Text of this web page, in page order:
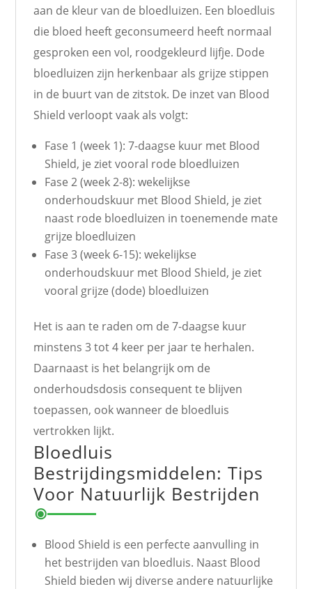
aan de kleur van de bloedluizen. Een bloedluis
die bloed heeft geconsumeerd heeft normaal
gesproken een vol, roodgekleurd lijfje. Dode
bloedluizen zijn herkenbaar als grijze stippen
in de buurt van de zitstok. De inzet van Blood
Shield verloopt vaak als volgt:
Fase 1 (week 1): 7-daagse kuur met Blood
Shield, je ziet vooral rode bloedluizen
Fase 2 (week 2-8): wekelijkse
onderhoudskuur met Blood Shield, je ziet
naast rode bloedluizen in toenemende mate
grijze bloedluizen
Fase 3 (week 6-15): wekelijkse
onderhoudskuur met Blood Shield, je ziet
vooral grijze (dode) bloedluizen
Het is aan te raden om de 7-daagse kuur
minstens 3 tot 4 keer per jaar te herhalen.
Daarnaast is het belangrijk om de
onderhoudsdosis consequent te blijven
toepassen, ook wanneer de bloedluis
vertrokken lijkt.
Bloedluis
Bestrijdingsmiddelen: Tips
Voor Natuurlijk Bestrijden
Blood Shield is een perfecte aanvulling in
het bestrijden van bloedluis. Naast Blood
Shield bieden wij diverse andere natuurlijke